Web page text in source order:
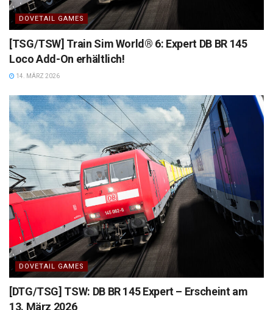
DOVETAIL GAMES
[TSG/TSW] Train Sim World® 6: Expert DB BR 145
Loco Add-On erhältlich!
14. MÄRZ 2026
DOVETAIL GAMES
[DTG/TSG] TSW: DB BR 145 Expert – Erscheint am
13. März 2026